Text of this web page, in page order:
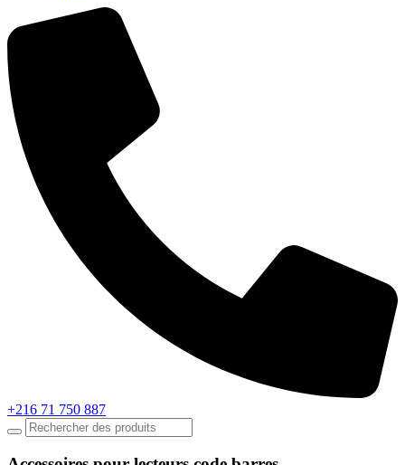
+216 71 750 887